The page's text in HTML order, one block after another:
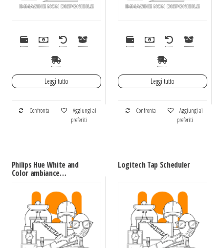
Leggi tutto
Confronta
Aggiungi ai
preferiti
Leggi tutto
Confronta
Aggiungi ai
preferiti
Philips Hue White and
Color ambiance
Gradient TV 65″
Logitech Tap Scheduler